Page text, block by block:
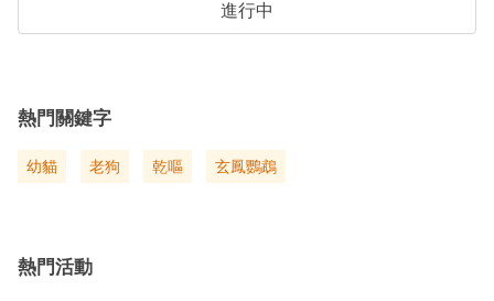
進行中
熱門關鍵字
幼貓 老狗 乾嘔 玄鳳鸚鵡
熱門活動